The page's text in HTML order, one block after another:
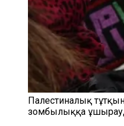
Палестиналық
зомбылыққа